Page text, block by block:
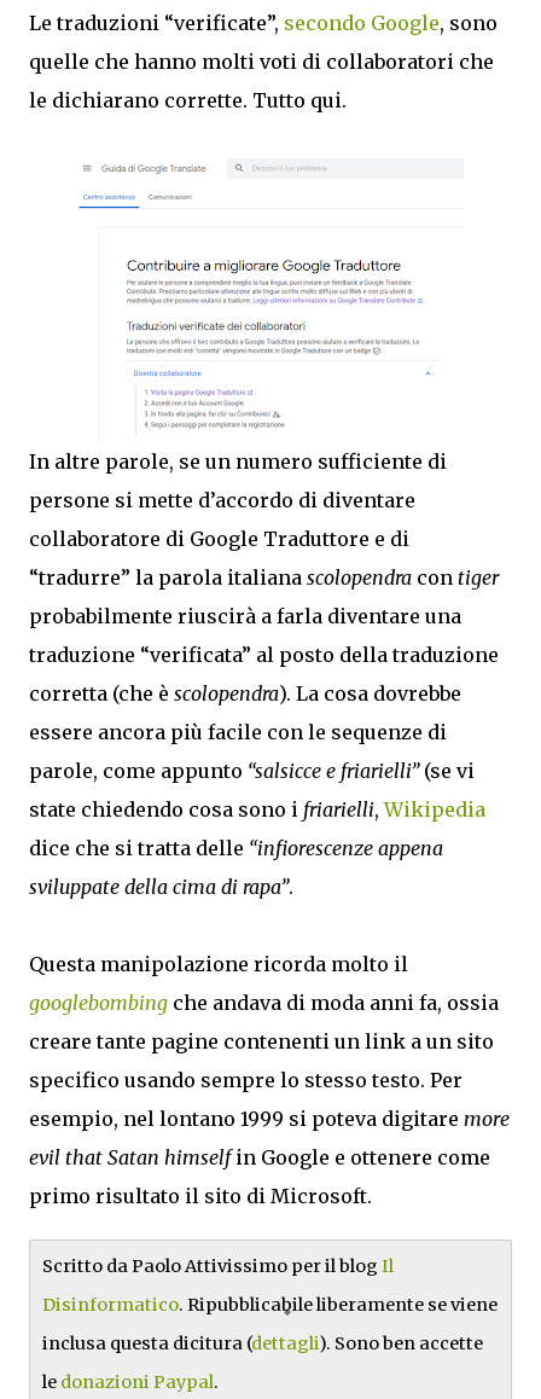
Le traduzioni “verificate”, secondo Google, sono
quelle che hanno molti voti di collaboratori che
le dichiarano corrette. Tutto qui.
In altre parole, se un numero sufficiente di
persone si mette d’accordo di diventare
collaboratore di Google Traduttore e di
“tradurre” la parola italiana scolopendra con tiger
probabilmente riuscirà a farla diventare una
traduzione “verificata” al posto della traduzione
corretta (che è scolopendra). La cosa dovrebbe
essere ancora più facile con le sequenze di
parole, come appunto “salsicce e friarielli”(se vi
state chiedendo cosa sono i friarielli,Wikipedia
dice che si tratta delle “infiorescenze appena
sviluppate della cima di rapa”.
Questa manipolazione ricorda molto il
googlebombing che andava di moda anni fa, ossia
creare tante pagine contenenti un link a un sito
specifico usando sempre lo stesso testo. Per
esempio, nel lontano 1999 si poteva digitare more
evil that Satan himselfin Google e ottenere come
primo risultato il sito di Microsoft.
Scritto da Paolo Attivissimo per il blog Il
Disinformatico. Ripubblicabile liberamente se viene
inclusa questa dicitura (dettagli). Sono ben accette
le donazioni Paypal.